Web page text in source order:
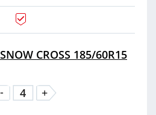
CROSS 185/60R15
-
+